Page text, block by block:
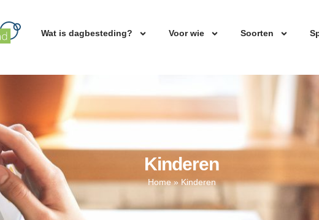
Wat is dagbesteding? Voor wie Soorten
Kinderen
Home»Kinderen